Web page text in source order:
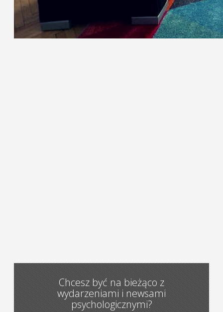
Chcesz być na bieżąco z
wydarzeniami i newsami
psychologicznymi?